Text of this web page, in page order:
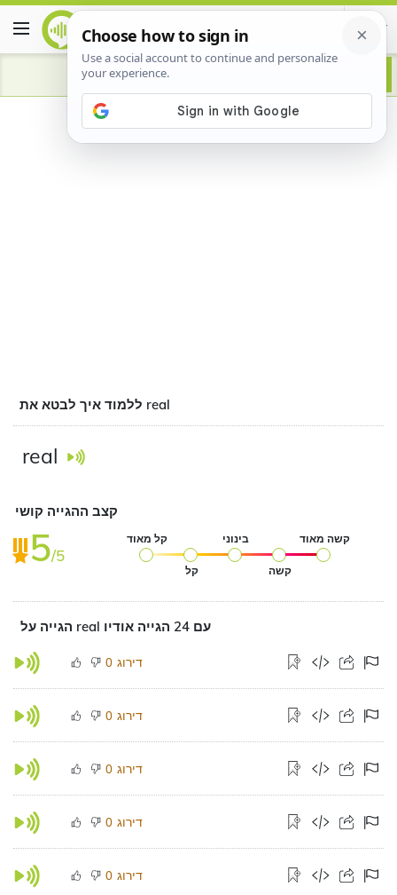
Advertisement
ללמוד איך לבטא את real
real
קצב ההגייה קושי
5/5
קל מאוד
קל
בינוני
קשה
קשה מאוד
הגייה על real עם 24 הגייה אודיו
0 דירוג
0 דירוג
0 דירוג
0 דירוג
0 דירוג